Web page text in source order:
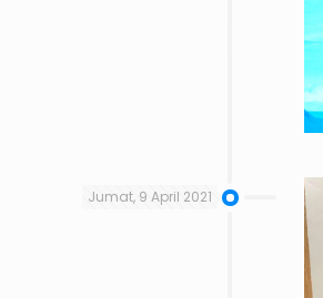
Jumat, 9 April 2021